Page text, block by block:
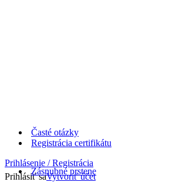
Časté otázky
Registrácia certifikátu
Prihlásenie / Registrácia
Prihlásiť saVytvoriť účet
Zásnubné prstene